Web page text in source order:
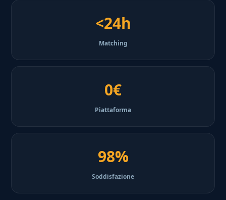
<24h
Matching
0€
Piattaforma
98%
Soddisfazione